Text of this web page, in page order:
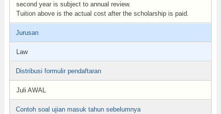
second year is subject to annual review.
Tuition above is the actual cost after the scholarship is paid.
Jurusan
Law
Distribusi formulir pendaftaran
Juli AWAL
Contoh soal ujian masuk tahun sebelumnya